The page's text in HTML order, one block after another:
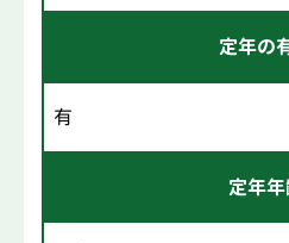
定年の
有
定年